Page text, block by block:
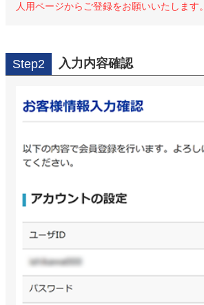
人用ページからご登録をお願いいたします。
Step2 入力内容確認